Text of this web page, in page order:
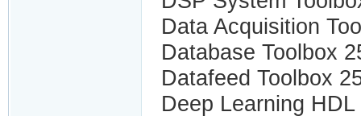
Data Acquisition
Database Toolbox
Datafeed Toolbox
Deep Learning